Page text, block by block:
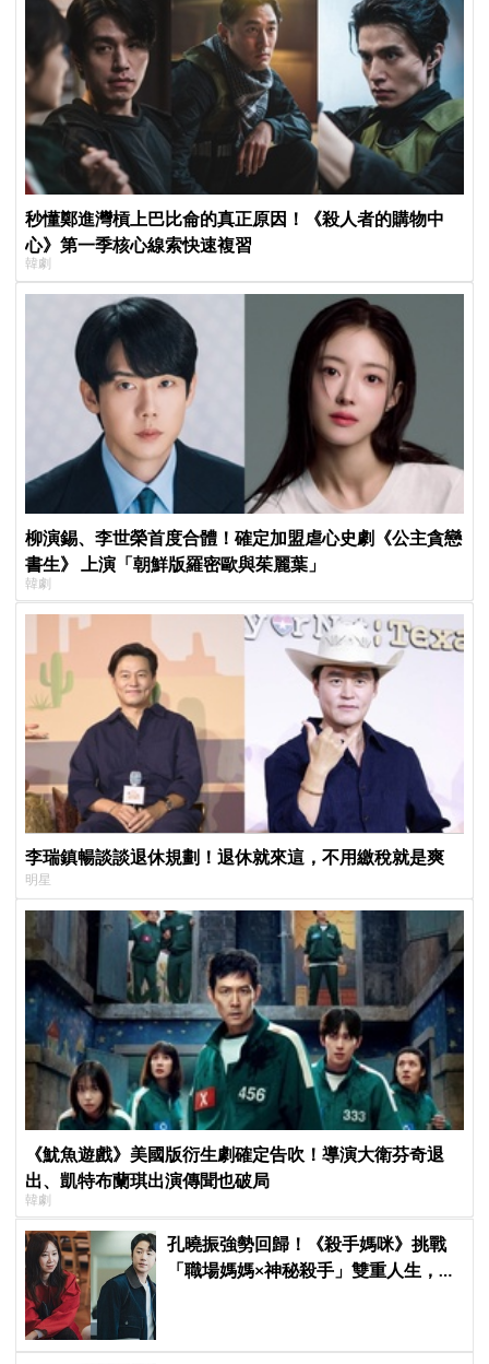
秒懂鄭進灣槓上巴比侖的真正原因！《殺人者的購物中
心》第一季核心線索快速複習
韓劇
柳演錫、李世榮首度合體！確定加盟虐心史劇《公主貪戀
書生》 上演「朝鮮版羅密歐與茱麗葉」
韓劇
李瑞鎮暢談談退休規劃！退休就來這，不用繳稅就是爽
明星
《魷魚遊戲》美國版衍生劇確定告吹！導演大衛芬奇退
出、凱特布蘭琪出演傳聞也破局
韓劇
孔曉振強勢回歸！《殺手媽咪》挑戰
「職場媽媽×神秘殺手」雙重人生，與